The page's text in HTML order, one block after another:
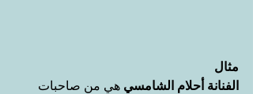
مثال
الفنانة أحلام الشامسي هي من صاحبات